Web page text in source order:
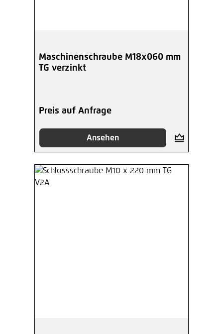
Maschinenschraube M18x060 mm
TG verzinkt
Preis auf Anfrage
Ansehen